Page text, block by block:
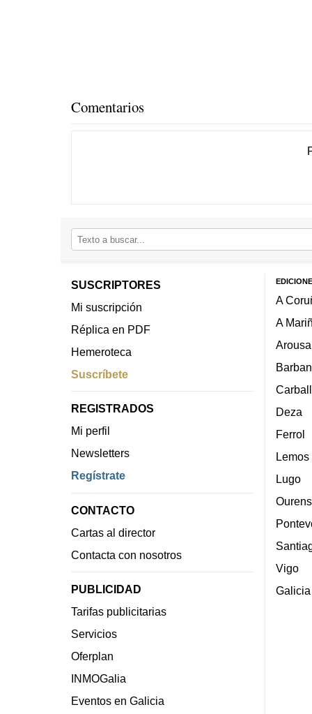
Comentarios
SUSCRIPTORES
Mi suscripción
Réplica en PDF
Hemeroteca
Suscríbete
REGISTRADOS
Mi perfil
Newsletters
Regístrate
CONTACTO
Cartas al director
Contacta con nosotros
PUBLICIDAD
Tarifas publicitarias
Servicios
Oferplan
INMOGalia
Eventos en Galicia
A
A
Arousa
Deza
Ferrol
Lemos
Lugo
Vigo